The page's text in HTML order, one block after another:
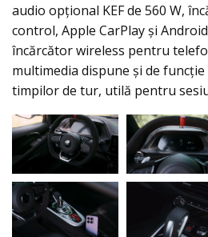
audio opțional KEF de 560 W,
control, Apple CarPlay și
încărcător wireless pentru
multimedia dispune și de
timpilor de tur, utilă pentru